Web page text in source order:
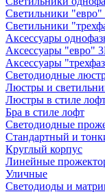
Светильники "евро"
Светильники
Аксессуары
Аксессуары "евро"
Аксессуары
Светодиодные
Люстры и
Люстры в стиле
Бра в стиле лофт
Светодиодные
Стандартный и
Круглый корпус
Линейные
Уличные
Светодиоды и